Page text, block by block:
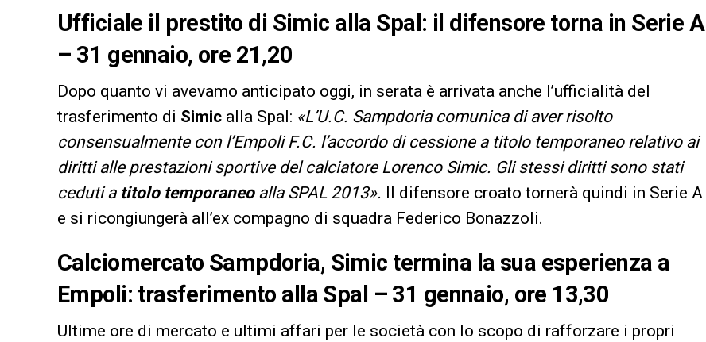
Ufficiale il prestito di Simic alla Spal: il difensore torna in Serie A
– 31 gennaio, ore 21,20
Dopo quanto vi avevamo anticipato oggi, in serata è arrivata anche l’ufficialità del
trasferimento di Simic alla Spal: «L’U.C. Sampdoria comunica di aver risolto
consensualmente con l’Empoli F.C. l’accordo di cessione a titolo temporaneo relativo ai
diritti alle prestazioni sportive del calciatore Lorenco Simic. Gli stessi diritti sono stati
ceduti a titolo temporaneoalla SPAL 2013».
Il difensore croato tornerà quindi in Serie A
e si ricongiungerà all’ex compagno di squadra Federico Bonazzoli.
Calciomercato Sampdoria, Simic termina la sua esperienza a
Empoli: trasferimento alla Spal – 31 gennaio, ore 13,30
Ultime ore di mercato e ultimi affari per le società con lo scopo di rafforzare i propri